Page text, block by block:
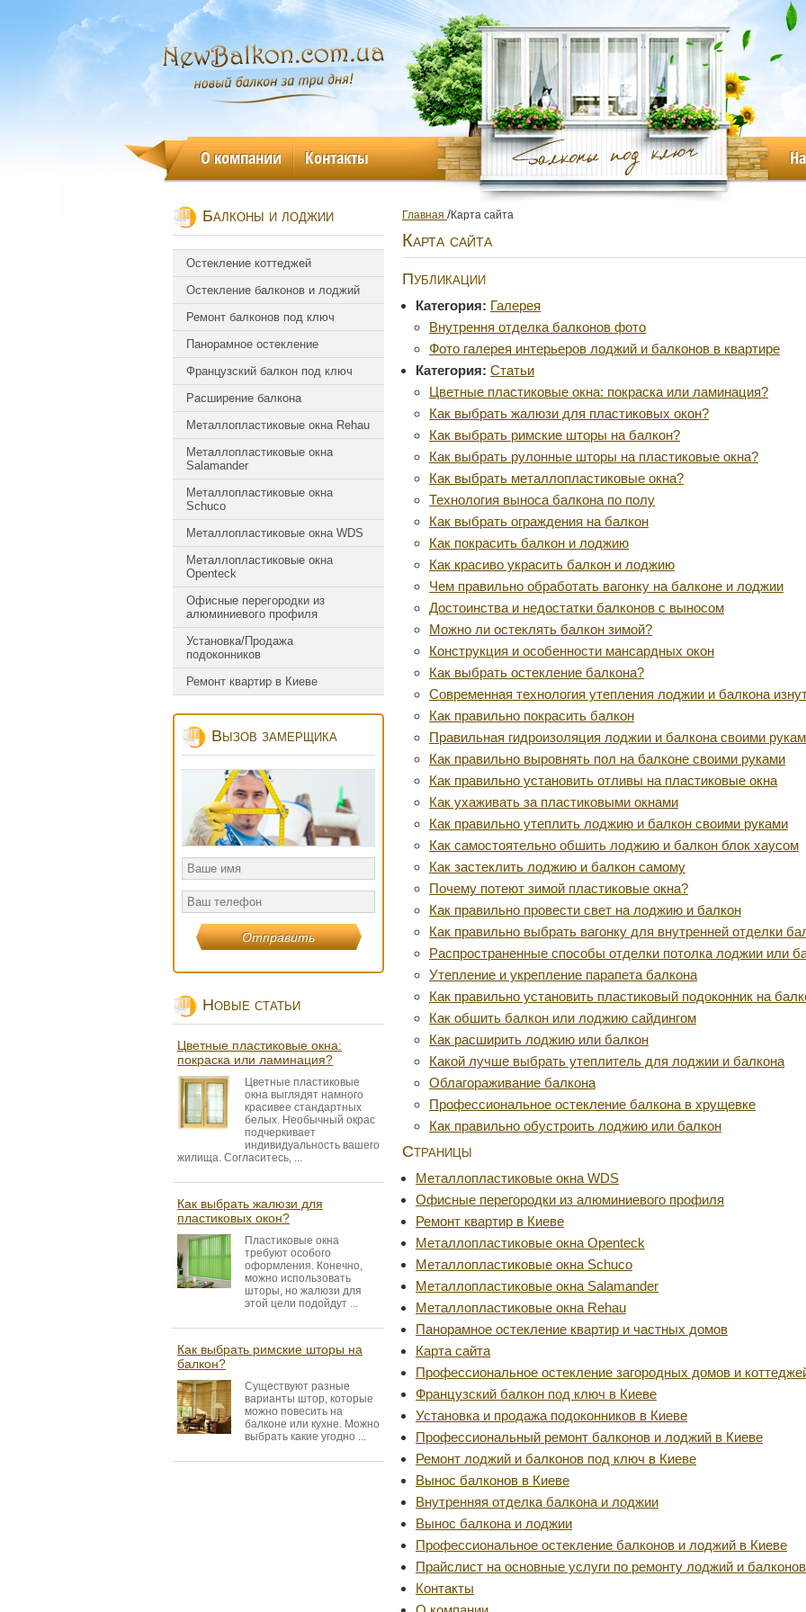
О компании Контакты
Главная /Карта сайта
Карта сайта
Публикации
Категория: Галерея
Внутрення отделка балконов фото
Фото галерея интерьеров лоджий и балконов в квартире
Категория: Статьи
Цветные пластиковые окна: покраска или ламинация?
Как выбрать жалюзи для пластиковых окон?
Как выбрать римские шторы на балкон?
Как выбрать рулонные шторы на пластиковые окна?
Как выбрать металлопластиковые окна?
Технология выноса балкона по полу
Как выбрать ограждения на балкон
Как покрасить балкон и лоджию
Как красиво украсить балкон и лоджию
Чем правильно обработать вагонку на балконе и лоджии
Достоинства и недостатки балконов с выносом
Можно ли остеклять балкон зимой?
Конструкция и особенности мансардных окон
Как выбрать остекление балкона?
Современная технология утепления лоджии и балкона
Как правильно покрасить балкон
Правильная гидроизоляция лоджии и балкона своими
Как правильно выровнять пол на балконе своими руками
Как правильно установить отливы на пластиковые окна
Как ухаживать за пластиковыми окнами
Как правильно утеплить лоджию и балкон своими руками
Как самостоятельно обшить лоджию и балкон блок хаусом
Как застеклить лоджию и балкон самому
Почему потеют зимой пластиковые окна?
Как правильно провести свет на лоджию и балкон
Как правильно выбрать вагонку для внутренней отделки
Распространенные способы отделки потолка лоджии или
Утепление и укрепление парапета балкона
Как правильно установить пластиковый подоконник на
Как обшить балкон или лоджию сайдингом
Как расширить лоджию или балкон
Какой лучше выбрать утеплитель для лоджии и балкона
Облагораживание балкона
Профессиональное остекление балкона в хрущевке
Как правильно обустроить лоджию или балкон
Страницы
Металлопластиковые окна WDS
Офисные перегородки из алюминиевого профиля
Ремонт квартир в Киеве
Металлопластиковые окна Оpenteck
Металлопластиковые окна Schuco
Металлопластиковые окна Salamander
Металлопластиковые окна Rehau
Панорамное остекление квартир и частных домов
Карта сайта
Профессиональное остекление загородных домов и
Французский балкон под ключ в Киеве
Установка и продажа подоконников в Киеве
Профессиональный ремонт балконов и лоджий в Киеве
Ремонт лоджий и балконов под ключ в Киеве
Вынос балконов в Киеве
Внутренняя отделка балкона и лоджии
Вынос балкона и лоджии
Профессиональное остекление балконов и лоджий в Киеве
Прайслист на основные услуги по ремонту лоджий и балконов
Контакты
Балконы и лоджии
Остекление коттеджей
Остекление балконов и лоджий
Ремонт балконов под ключ
Панорамное остекление
Французский балкон под ключ
Расширение балкона
Металлопластиковые окна Rehau
Металлопластиковые окна
Salamander
Металлопластиковые окна
Schuco
Металлопластиковые окна WDS
Металлопластиковые окна
Оpenteck
Офисные перегородки из
алюминиевого профиля
Установка/Продажа
подоконников
Ремонт квартир в Киеве
Вызов замерщика
Новые статьи
Цветные пластиковые окна:
покраска или ламинация?
Цветные пластиковые
окна выглядят намного
красивее стандартных
белых. Необычный окрас
подчеркивает
индивидуальность вашего
жилища. Согласитесь, ...
Как выбрать жалюзи для
пластиковых окон?
Пластиковые окна
требуют особого
оформления. Конечно,
можно использовать
шторы, но жалюзи для
этой цели подойдут ...
Как выбрать римские шторы на
балкон?
Существуют разные
варианты штор, которые
можно повесить на
балконе или кухне. Можно
выбрать какие угодно ...